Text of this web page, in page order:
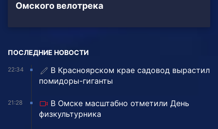
Омского велотрека
ПОСЛЕДНИЕ НОВОСТИ
22:34
В Красноярском крае садовод вырастил
помидоры-гиганты
21:28
В Омске масштабно отметили День
физкультурника